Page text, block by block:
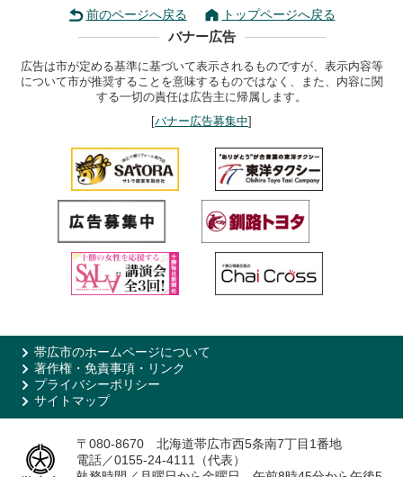
前のページへ戻る トップページへ戻る
バナー広告
広告は市が定める基準に基づいて表示されるものですが、表示内容等
について市が推奨することを意味するものではなく、また、内容に関
する一切の責任は広告主に帰属します。
[バナー広告募集中]
帯広市のホームページについて
著作権・免責事項・リンク
プライバシーポリシー
サイトマップ
〒080-8670 北海道帯広市西5条南7丁目1番地
電話／0155-24-4111（代表）